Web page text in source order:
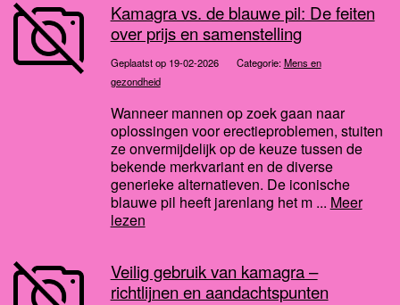
Kamagra vs. de blauwe pil: De feiten
over prijs en samenstelling
Geplaatst op 19-02-2026 Categorie:Mens en
gezondheid
Wanneer mannen op zoek gaan naar
oplossingen voor erectieproblemen, stuiten
ze onvermijdelijk op de keuze tussen de
bekende merkvariant en de diverse
generieke alternatieven. De iconische
blauwe pil heeft jarenlang het m ... Meer
lezen
Veilig gebruik van kamagra –
richtlijnen en aandachtspunten